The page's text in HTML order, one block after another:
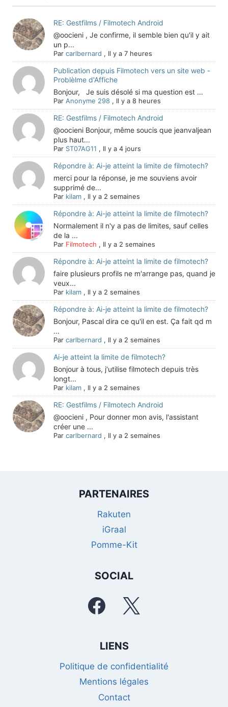
RE: Gestfilms / Filmotech Android
@oocieni , Je confirme, il semble bien qu'il y ait
un p...
Par carlbernard , Il y a 7 heures
Publication depuis Filmotech vers un site web -
Problèlme d'Affiche
Bonjour, Je suis désolé si ma question est ...
Par Anonyme 298 , Il y a 8 heures
RE: Gestfilms / Filmotech Android
@oocieni Bonjour, même soucis que jeanvaljean
plus haut...
Par ST07AG11 , Il y a 4 jours
Répondre à: Ai-je atteint la limite de filmotech?
merci pour la réponse, je me souviens avoir
supprimé de...
Par kilam , Il y a 2 semaines
Répondre à: Ai-je atteint la limite de filmotech?
Normalement il n'y a pas de limites, sauf celles
de la ...
Par Filmotech , Il y a 2 semaines
Répondre à: Ai-je atteint la limite de filmotech?
faire plusieurs profils ne m'arrange pas, quand je
veux...
Par kilam , Il y a 2 semaines
Répondre à: Ai-je atteint la limite de filmotech?
Bonjour, Pascal dira ce qu'il en est. Ça fait qd m
...
Par carlbernard , Il y a 2 semaines
Ai-je atteint la limite de filmotech?
Bonjour à tous, j'utilise filmotech depuis très
longt...
Par kilam , Il y a 2 semaines
RE: Gestfilms / Filmotech Android
@oocieni , Pour donner mon avis, l'assistant
créer une ...
Par carlbernard , Il y a 2 semaines
PARTENAIRES
Rakuten
iGraal
Pomme-Kit
SOCIAL
LIENS
Politique de confidentialité
Mentions légales
Contact